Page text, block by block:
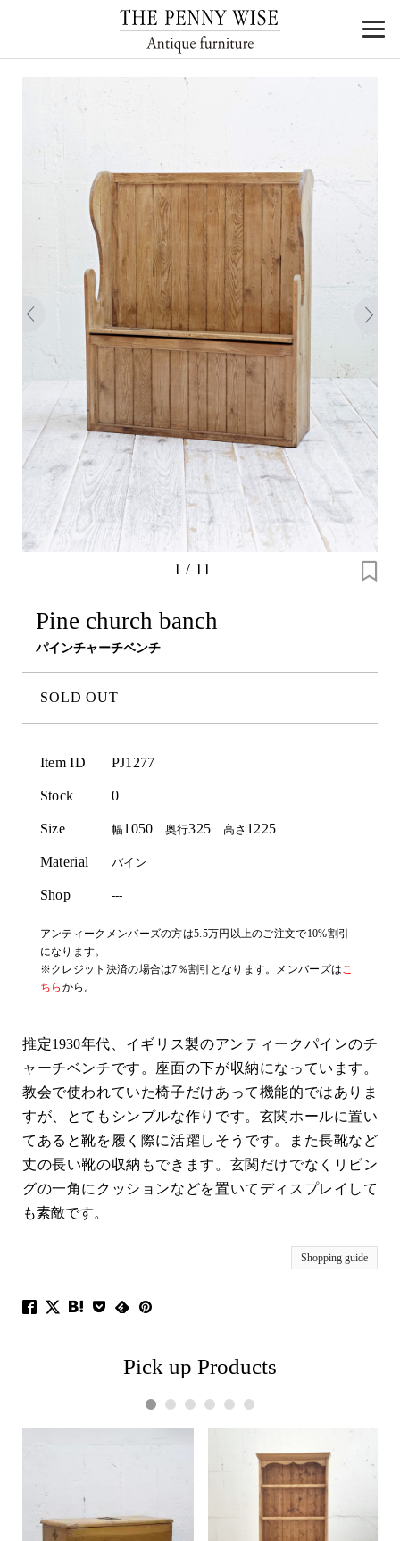
1 / 11
Pine church banch
パインチャーチベンチ
SOLD OUT
Item ID PJ1277
Stock 0
Size 幅1050 奥行325 高さ 1225
Material パイン
Shop ---
アンティークメンバーズの方は5.5万円以上のご注文で10%割引
になります。
※クレジット決済の場合は7％割引となります。メンバーズはこ
ちら から。
推定1930年代、イギリス製のアンティークパインのチ
ャーチベンチです。座面の下が収納になっています。
教会で使われていた椅子だけあって機能的ではありま
すが、とてもシンプルな作りです。玄関ホールに置い
てあると靴を履く際に活躍しそうです。また長靴など
丈の長い靴の収納もできます。玄関だけでなくリビン
グの一角にクッションなどを置いてディスプレイして
も素敵です。
Shopping guide
Pick up Products
1 2 3 4 5 6